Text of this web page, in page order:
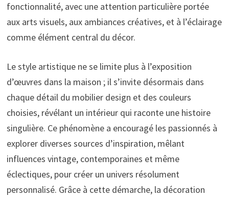
fonctionnalité, avec une attention particulière portée
aux arts visuels, aux ambiances créatives, et à l’éclairage
comme élément central du décor.
Le style artistique ne se limite plus à l’exposition
d’œuvres dans la maison ; il s’invite désormais dans
chaque détail du mobilier design et des couleurs
choisies, révélant un intérieur qui raconte une histoire
singulière. Ce phénomène a encouragé les passionnés à
explorer diverses sources d’inspiration, mêlant
influences vintage, contemporaines et même
éclectiques, pour créer un univers résolument
personnalisé. Grâce à cette démarche, la décoration